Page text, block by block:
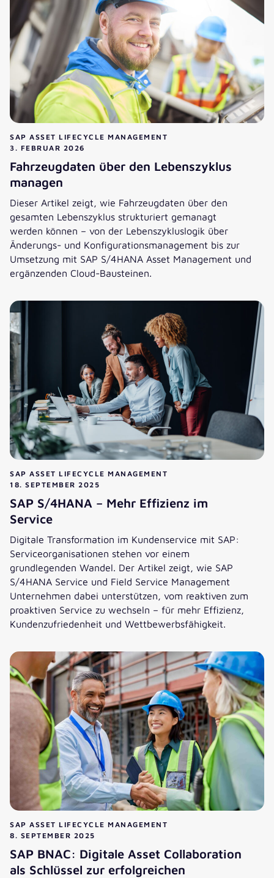
SAP ASSET LIFECYCLE MANAGEMENT
3. FEBRUAR 2026
Fahrzeugdaten über den Lebenszyklus
managen
Dieser Artikel zeigt, wie Fahrzeugdaten über den
gesamten Lebenszyklus strukturiert gemanagt
werden können – von der Lebenszykluslogik über
Änderungs- und Konfigurationsmanagement bis zur
Umsetzung mit SAP S/4HANA Asset Management und
ergänzenden Cloud-Bausteinen.
SAP ASSET LIFECYCLE MANAGEMENT
18. SEPTEMBER 2025
SAP S/4HANA – Mehr Effizienz im
Service
Digitale Transformation im Kundenservice mit SAP:
Serviceorganisationen stehen vor einem
grundlegenden Wandel. Der Artikel zeigt, wie SAP
S/4HANA Service und Field Service Management
Unternehmen dabei unterstützen, vom reaktiven zum
proaktiven Service zu wechseln – für mehr Effizienz,
Kundenzufriedenheit und Wettbewerbsfähigkeit.
SAP ASSET LIFECYCLE MANAGEMENT
8. SEPTEMBER 2025
SAP BNAC: Digitale Asset Collaboration
als Schlüssel zur erfolgreichen